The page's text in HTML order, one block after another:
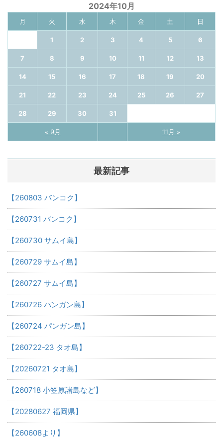
2024年10月
月 火 水 木 金 土 日
« 9月 11月 »
1 2 3 4 5 6
7 8 9 10 11 12 13
14 15 16 17 18 19 20
21 22 23 24 25 26 27
28 29 30 31
最新記事
【260803 バンコク】
【260731 バンコク】
【260730 サムイ島】
【260729 サムイ島】
【260727 サムイ島】
【260726 パンガン島】
【260724 パンガン島】
【260722-23 タオ島】
【20260721 タオ島】
【260718 小笠原諸島など】
【20280627 福岡県】
【260608より】